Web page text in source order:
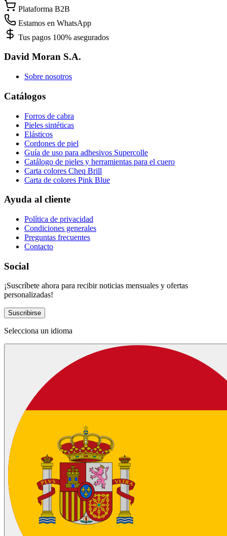
Plataforma B2B
Estamos en WhatsApp
Tus pagos 100% asegurados
David Moran S.A.
Sobre nosotros
Catálogos
Forros de cabra
Pieles sintéticas
Elásticos
Cordones de piel
Guía de uso para adhesivos Supercolle
Catálogo de pieles y herramientas para el cuero
Carta colores Cheq Brill
Carta de colores Pink Blue
Ayuda al cliente
Política de privacidad
Condiciones generales
Preguntas frecuentes
Contacto
Social
¡Suscríbete ahora para recibir noticias mensuales y ofertas
personalizadas!
Suscribirse
Selecciona un idioma